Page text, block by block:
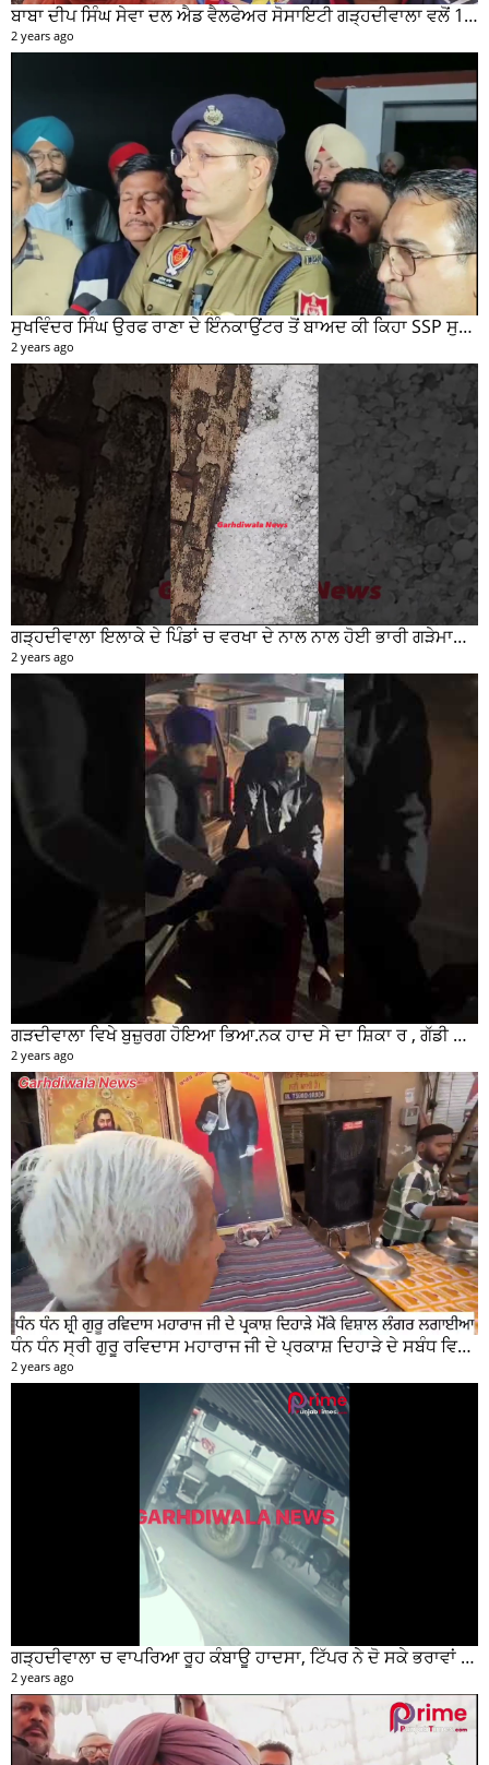
ਬਾਬਾ ਦੀਪ ਸਿੰਘ ਸੇਵਾ ਦਲ ਐਡ ਵੈਲਫੇਅਰ ਸੋਸਾਇਟੀ ਗੜ੍ਹਦੀਵਾਲਾ ਵਲੋਂ 100 ਵਾਂ ਮਹੀਨਾਵਾਰ ਰਾਸ਼ਨ ਵੰਡ ਸਮਾਰੋਹ ਕਰਵਾਇਆ
2 years ago
ਸੁਖਵਿੰਦਰ ਸਿੰਘ ਉਰਫ ਰਾਣਾ ਦੇ ਇੰਨਕਾਉਂਟਰ ਤੋਂ ਬਾਅਦ ਕੀ ਕਿਹਾ SSP ਸੁਰੇਂਦਰ ਲਾਂਬਾ ਤੁਸੀਂ ਵੀ ਸੁਣੋ...
2 years ago
ਗੜ੍ਹਦੀਵਾਲਾ ਇਲਾਕੇ ਦੇ ਪਿੰਡਾਂ ਚ ਵਰਖਾ ਦੇ ਨਾਲ ਨਾਲ ਹੋਈ ਭਾਰੀ ਗੜੇਮਾਰੀ ਦੀਆਂ ਦੇਖੋ ਤਸਵੀਰਾਂ #garhdiwala #snow
2 years ago
ਗੜਦੀਵਾਲਾ ਵਿਖੇ ਬੁਜ਼ੁਰਗ ਹੋਇਆ ਭਿਆ.ਨਕ ਹਾਦ ਸੇ ਦਾ ਸ਼ਿਕਾ ਰ , ਗੱਡੀ ਸਵਾਰ ਮੌਕੇ ਤੋ ਫਰਾਰ
2 years ago
ਧੰਨ ਧੰਨ ਸ੍ਰੀ ਗੁਰੂ ਰਵਿਦਾਸ ਮਹਾਰਾਜ ਜੀ ਦੇ ਪ੍ਰਕਾਸ਼ ਦਿਹਾੜੇ ਦੇ ਸਬੰਧ ਵਿਚ ਮੇਨ ਰੋੜ ਵਿਖੇ ਲਾਗਾਇਆ ਵਿਸ਼ਾਲ ਲੰਗਰ
2 years ago
ਗੜ੍ਹਦੀਵਾਲਾ ਚ ਵਾਪਰਿਆ ਰੂਹ ਕੰਬਾਊ ਹਾਦਸਾ, ਟਿੱਪਰ ਨੇ ਦੋ ਸਕੇ ਭਰਾਵਾਂ ਨੂੰ ਕੁਚਲਿਆ, ਸੀਸੀਟੀਵੀ ਫੁਟੇਜ ਵੀ ਆਈ ਸਾਹਮਣੇ
2 years ago